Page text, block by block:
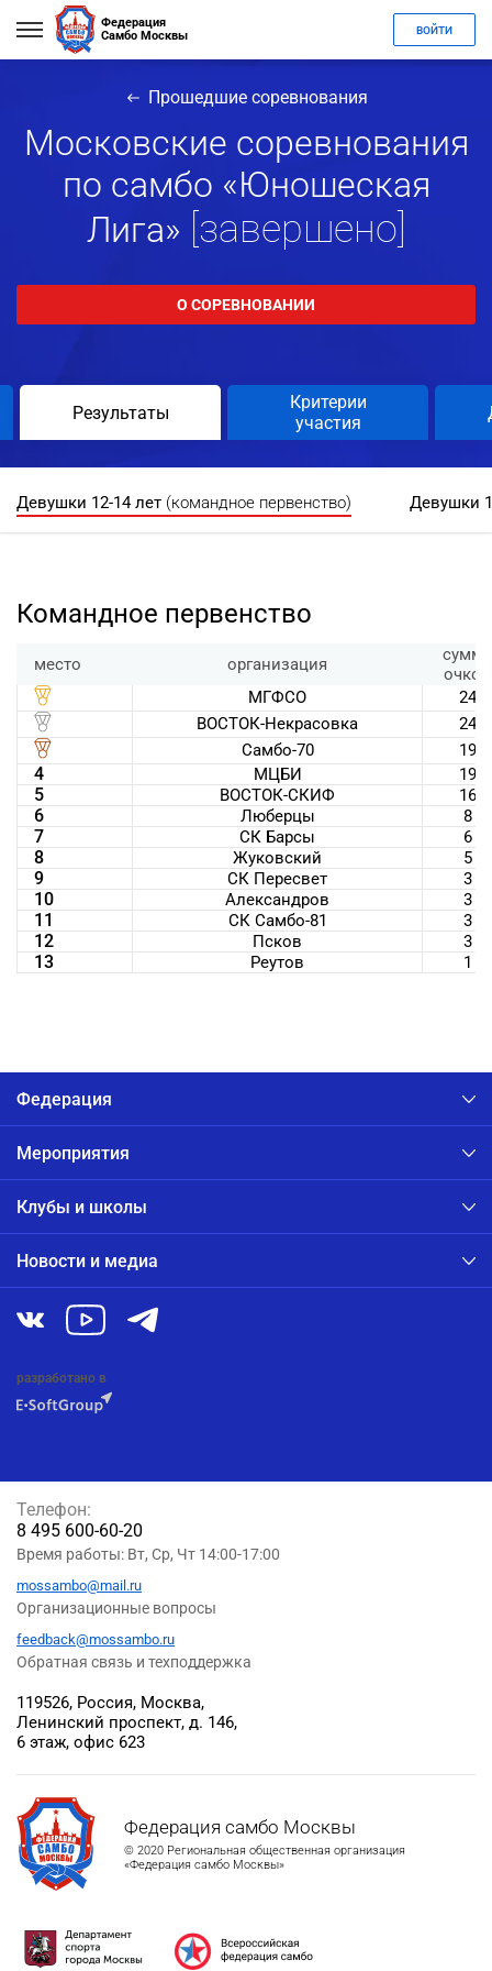
Федерация
Самбо Москвы
ВОЙТИ
Прошедшие соревнования
Московские соревнования
по самбо «Юношеская
Лига» [завершено]
О СОРЕВНОВАНИИ
Результаты
Критерии
участия
Девушки 12-14 лет (командное первенство) Девушки
Командное первенство
место организация
сумма
очков
МГФСО
24
ВОСТОК-Некрасовка
24
Самбо-70
19
4 МЦБИ 19
5 ВОСТОК-СКИФ 16
6 Люберцы 8
7 СК Барсы 6
8 Жуковский 5
9 СК Пересвет 3
10 Александров 3
11 СК Самбо-81 3
12 Псков 3
13 Реутов 1
Федерация
Мероприятия
Клубы и школы
Новости и медиа
разработано в
Федерация самбо Москвы
© 2020 Региональная общественная организация
«Федерация самбо Москвы»
119526, Россия, Москва,
Ленинский проспект, д. 146,
6 этаж, офис 623
Телефон:
8 495 600-60-20
Время работы: Вт, Ср, Чт 14:00-17:00
mossambo@mail.ru
Организационные вопросы
feedback@mossambo.ru
Обратная связь и техподдержка